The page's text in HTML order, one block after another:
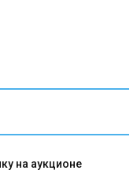
на аукционе